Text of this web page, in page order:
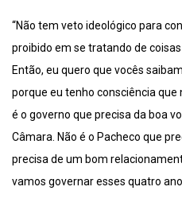
“Não tem veto ideológico para
proibido em se tratando de
Então, eu quero que vocês
porque eu tenho consciência que
é o governo que precisa da boa
Câmara. Não é o Pacheco que
precisa de um bom
vamos governar esses quatro